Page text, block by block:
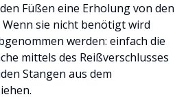
Füßen eine Erholung von den
Wenn sie nicht benötigt wird
werden: einfach die
mittels des Reißverschlusses
Stangen aus dem